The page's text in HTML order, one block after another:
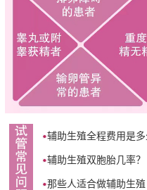
辅助生殖全程费用是多
辅助生殖双胞胎几率？
那些人适合做辅助生殖